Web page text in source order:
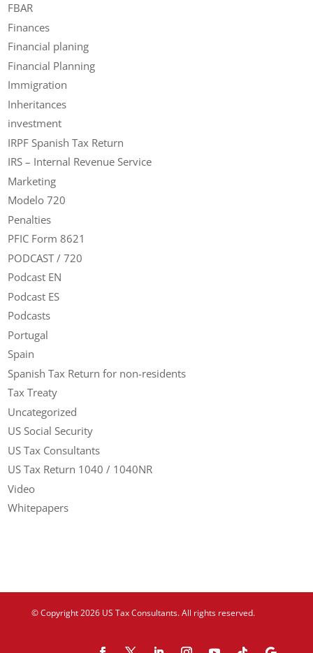
FBAR
Finances
Financial planing
Financial Planning
Immigration
Inheritances
investment
IRPF Spanish Tax Return
IRS – Internal Revenue Service
Marketing
Modelo 720
Penalties
PFIC Form 8621
PODCAST / 720
Podcast EN
Podcast ES
Podcasts
Portugal
Spain
Spanish Tax Return for non-residents
Tax Treaty
Uncategorized
US Social Security
US Tax Consultants
US Tax Return 1040 / 1040NR
Video
Whitepapers
© Copyright 2026 US Tax Consultants. All rights reserved.